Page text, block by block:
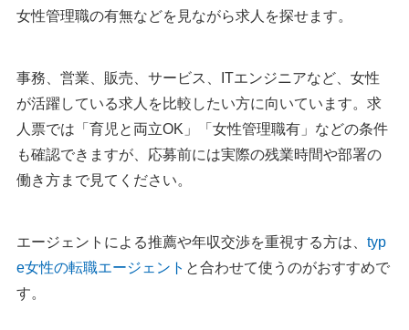
女性管理職の有無などを見ながら求人を探せます。
事務、営業、販売、サービス、ITエンジニアなど、女性
が活躍している求人を比較したい方に向いています。求
人票では「育児と両立OK」「女性管理職有」などの条件
も確認できますが、応募前には実際の残業時間や部署の
働き方まで見てください。
エージェントによる推薦や年収交渉を重視する方は、 typ
e女性の転職エージェント と合わせて使うのがおすすめで
す。